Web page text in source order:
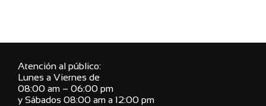
Atención al público:
Lunes a Viernes de
08:00 am – 06:00 pm
y Sábados 08:00 am a 12:00 pm